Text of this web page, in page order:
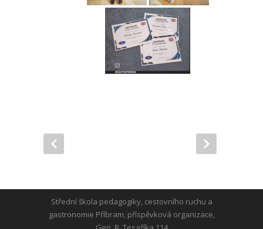
Střední škola pedagogiky, cestovního ruchu a
gastronomie Příbram, příspěvková organizace,